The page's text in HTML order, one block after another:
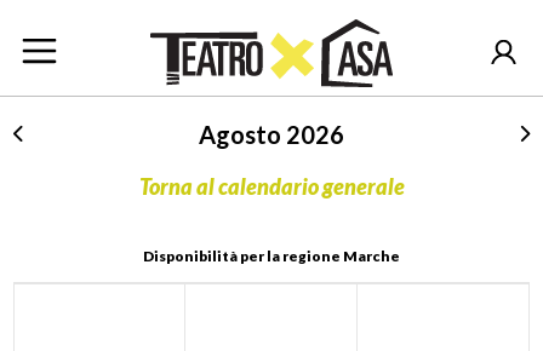
Agosto 2026
Torna al calendario generale
Disponibilità per la regione Marche